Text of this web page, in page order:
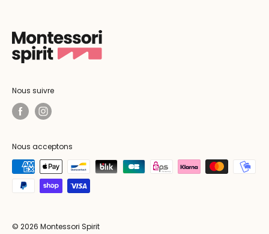
Nous suivre
Nous acceptons
© 2026 Montessori Spirit